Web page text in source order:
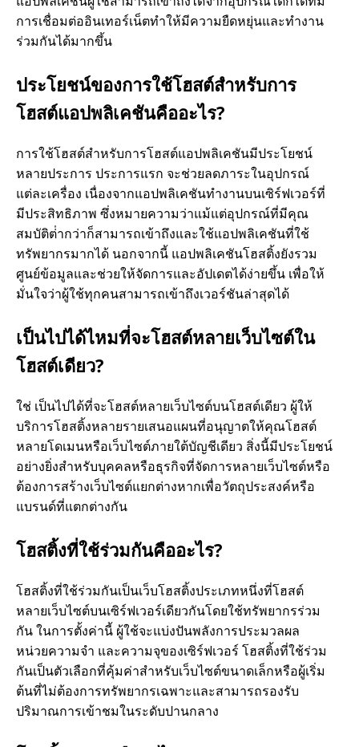
การเชื่อมต่ออินเทอร์เน็ตทําให้มีความยืดหยุ่นและทํางาน
ร่วมกันได้มากขึ้น
ประโยชน์ของการใช้โฮสต์สําหรับการ
โฮสต์แอปพลิเคชันคืออะไร?
การใช้โฮสต์สําหรับการโฮสต์แอปพลิเคชันมีประโยชน์
หลายประการ ประการแรก จะช่วยลดภาระในอุปกรณ์
แต่ละเครื่อง เนื่องจากแอปพลิเคชันทํางานบนเซิร์ฟเวอร์ที่
มีประสิทธิภาพ ซึ่งหมายความว่าแม้แต่อุปกรณ์ที่มีคุณ
สมบัติต่ํากว่าก็สามารถเข้าถึงและใช้แอปพลิเคชันที่ใช้
ทรัพยากรมากได้ นอกจากนี้ แอปพลิเคชันโฮสติ้งยังรวม
ศูนย์ข้อมูลและช่วยให้จัดการและอัปเดตได้ง่ายขึ้น เพื่อให้
มั่นใจว่าผู้ใช้ทุกคนสามารถเข้าถึงเวอร์ชันล่าสุดได้
เป็นไปได้ไหมที่จะโฮสต์หลายเว็บไซต์ใน
โฮสต์เดียว?
ใช่ เป็นไปได้ที่จะโฮสต์หลายเว็บไซต์บนโฮสต์เดียว ผู้ให้
บริการโฮสติ้งหลายรายเสนอแผนที่อนุญาตให้คุณโฮสต์
หลายโดเมนหรือเว็บไซต์ภายใต้บัญชีเดียว สิ่งนี้มีประโยชน์
อย่างยิ่งสําหรับบุคคลหรือธุรกิจที่จัดการหลายเว็บไซต์หรือ
ต้องการสร้างเว็บไซต์แยกต่างหากเพื่อวัตถุประสงค์หรือ
แบรนด์ที่แตกต่างกัน
โฮสติ้งที่ใช้ร่วมกันคืออะไร?
โฮสติ้งที่ใช้ร่วมกันเป็นเว็บโฮสติ้งประเภทหนึ่งที่โฮสต์
หลายเว็บไซต์บนเซิร์ฟเวอร์เดียวกันโดยใช้ทรัพยากรร่วม
กัน ในการตั้งค่านี้ ผู้ใช้จะแบ่งปันพลังการประมวลผล
หน่วยความจํา และความจุของเซิร์ฟเวอร์ โฮสติ้งที่ใช้ร่วม
กันเป็นตัวเลือกที่คุ้มค่าสําหรับเว็บไซต์ขนาดเล็กหรือผู้เริ่ม
ต้นที่ไม่ต้องการทรัพยากรเฉพาะและสามารถรองรับ
ปริมาณการเข้าชมในระดับปานกลาง